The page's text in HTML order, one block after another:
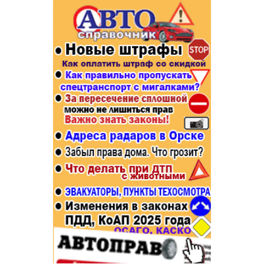
Афиша
Строительство и ремонт
Авто и мото
Рестораны, кафе, бары
Спорт Фитнес
Недвижимость
Красота Косметология
Телекоммуникации и связь
Торговля
Бизнес и финансы
Юристы, Экспертиза, Страхование
Ремонт
Социальные организации
Это интересно
Администрация
Популярное →
Строительство и ремонт